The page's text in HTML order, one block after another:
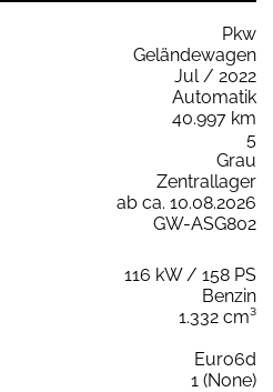
Pkw
Geländewagen
Jul / 2022
Automatik
40.997 km
5
Grau
Zentrallager
ab ca. 10.08.2026
GW-ASG802
116 kW / 158 PS
Benzin
1.332 cm³
Euro6d
1 (None)